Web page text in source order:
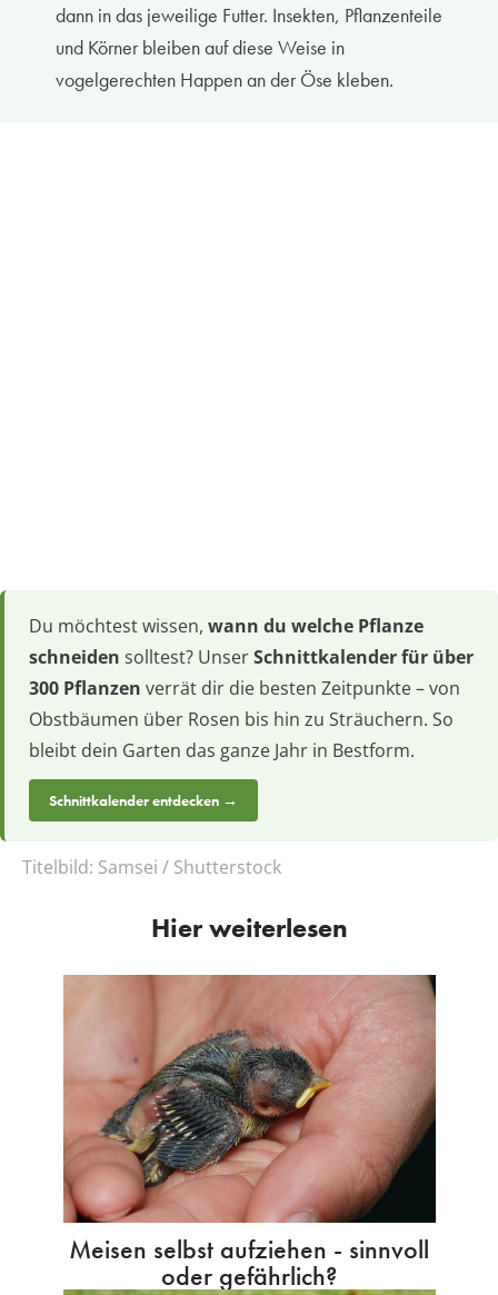
dann in das jeweilige Futter. Insekten, Pflanzenteile
und Körner bleiben auf diese Weise in
vogelgerechten Happen an der Öse kleben.
Du möchtest wissen, wann du welche Pflanze
schneiden solltest? UnserSchnittkalender für über
300 Pflanzen verrät dir die besten Zeitpunkte – von
Obstbäumen über Rosen bis hin zu Sträuchern. So
bleibt dein Garten das ganze Jahr in Bestform.
Schnittkalender entdecken →
Titelbild: Samsei / Shutterstock
Hier weiterlesen
Meisen selbst aufziehen - sinnvoll
oder gefährlich?